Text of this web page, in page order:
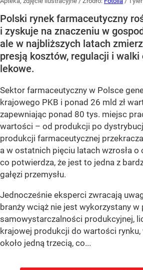
Polski rynek farmaceutyczny
i zyskuje na znaczeniu w
ale w najbliższych latach
presją kosztów, regulacji i
lekowe.
Sektor farmaceutyczny w Polsce
krajowego PKB i ponad 26 mld zł
zapewniając ponad 80 tys. miejsc
wartości – od produkcji po
produkcji farmaceutycznej
a w ostatnich pięciu latach wzrosła o
co potwierdza, że jest to jedna z
gałęzi przemysłu.
Jednocześnie eksperci zwracają
branży wciąż nie jest wykorzystany w
samowystarczalności produkcyjnej,
krajowej produkcji do wartości rynku,
około jedną trzecią, co...